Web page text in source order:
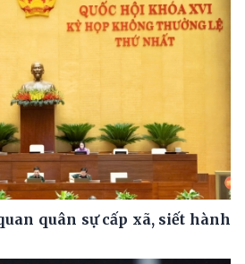
quân sự cấp xã, siết hành